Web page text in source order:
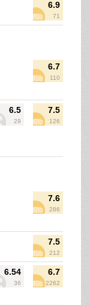
6.9
71
6.7
110
6.5
29
7.5
126
7.6
286
7.5
212
6.54
36
6.7
2262